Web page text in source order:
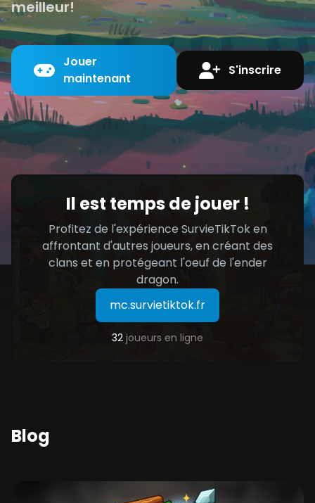
meilleur!
Jouer
maintenant
S'inscrire
Il est temps de jouer !
Profitez de l'expérience SurvieTikTok en
affrontant d'autres joueurs, en créant des
clans et en protégeant l'oeuf de l'ender
dragon.
mc.survietiktok.fr
32 joueurs en ligne
Blog